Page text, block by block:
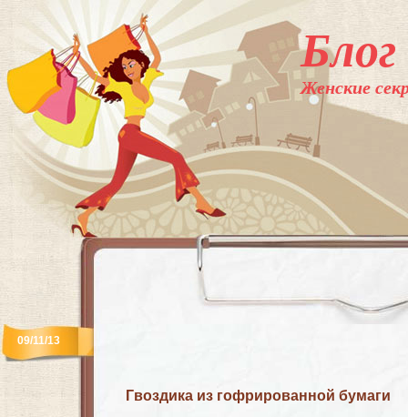
Женские
Гвоздика из гофрированной бумаги
09/11/13